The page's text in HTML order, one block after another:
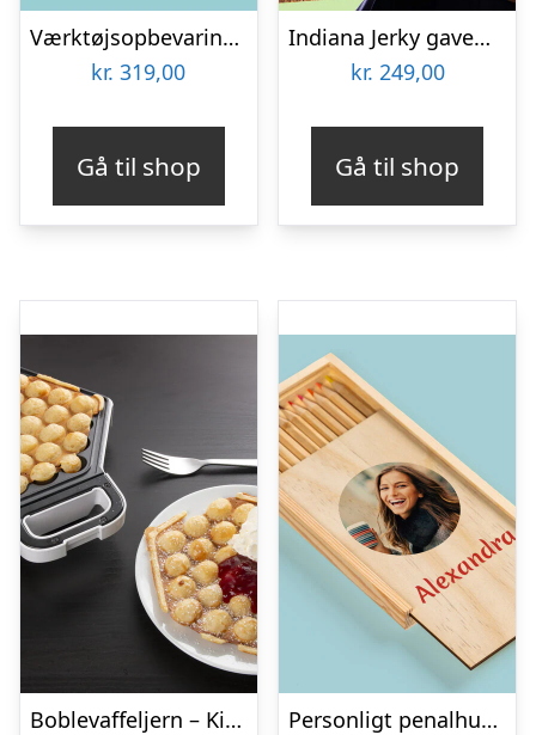
Værktøjsopbevaring til spand
kr. 319,00
Gå til shop
Indiana Jerky gaveæske
kr. 249,00
Gå til shop
Boblevaffeljern – KitchPro
Personligt penalhus med foto & tekst